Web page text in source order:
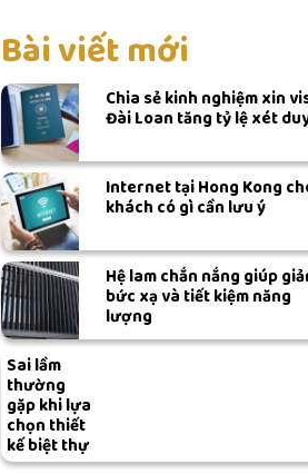
Bài viết mới
Chia sẻ kinh nghiệm xin
Đài Loan tăng tỷ lệ xét
Internet tại Hong Kong
khách có gì cần lưu ý
Hệ lam chắn nắng giúp
bức xạ và tiết kiệm năng
lượng
Sai lầm
thường
gặp khi lựa
chọn thiết
kế biệt thự